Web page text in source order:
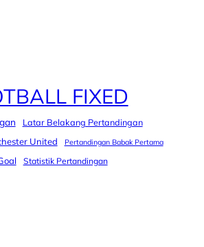
FIXED
Latar Belakang Pertandingan
United Pertandingan Babak Pertama
Statistik Pertandingan